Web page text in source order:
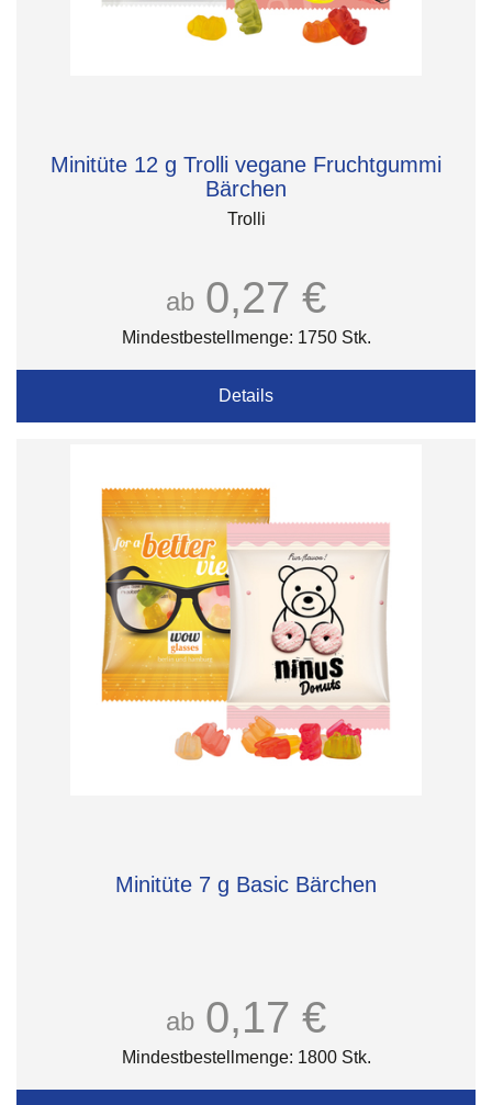
Minitüte 12 g Trolli vegane Fruchtgummi
Bärchen
Trolli
ab 0,27 €
Mindestbestellmenge: 1750 Stk.
Details
Minitüte 7 g Basic Bärchen
ab 0,17 €
Mindestbestellmenge: 1800 Stk.